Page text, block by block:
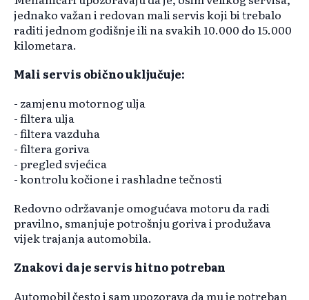
jednako važan i redovan mali servis koji bi trebalo
raditi jednom godišnje ili na svakih 10.000 do 15.000
kilometara.
Mali servis obično uključuje:
- zamjenu motornog ulja
- filtera ulja
- filtera vazduha
- filtera goriva
- pregled svjećica
- kontrolu kočione i rashladne tečnosti
Redovno održavanje omogućava motoru da radi
pravilno, smanjuje potrošnju goriva i produžava
vijek trajanja automobila.
Znakovi da je servis hitno potreban
Automobil često i sam upozorava da mu je potreban